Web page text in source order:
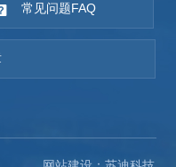
常见问题FAQ